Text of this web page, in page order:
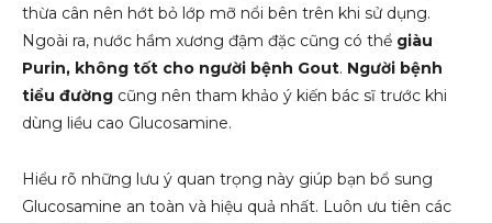
thừa cân nên hớt bỏ lớp mỡ nổi bên trên khi sử dụng.
Ngoài ra, nước hầm xương đậm đặc cũng có thể giàu
Purin, không tốt cho người bệnh Gout. Người bệnh
tiểu đường cũng nên tham khảo ý kiến bác sĩ trước khi
dùng liều cao Glucosamine.
Hiểu rõ những lưu ý quan trọng này giúp bạn bổ sung
Glucosamine an toàn và hiệu quả nhất. Luôn ưu tiên các